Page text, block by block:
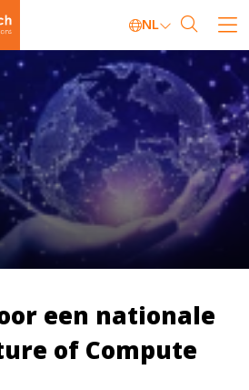
NL
een nationale
of Compute